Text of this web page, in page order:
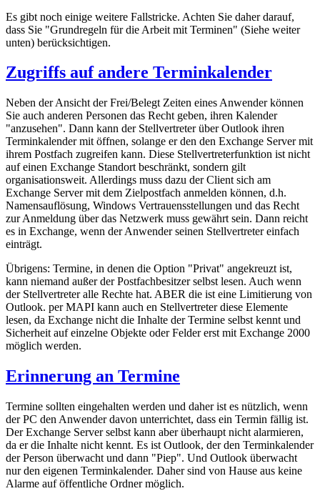
Es gibt noch einige weitere Fallstricke. Achten Sie daher darauf,
dass Sie "Grundregeln für die Arbeit mit Terminen" (Siehe weiter
unten) berücksichtigen.
Zugriffs auf andere Terminkalender
Neben der Ansicht der Frei/Belegt Zeiten eines Anwender können
Sie auch anderen Personen das Recht geben, ihren Kalender
"anzusehen". Dann kann der Stellvertreter über Outlook ihren
Terminkalender mit öffnen, solange er den den Exchange Server mit
ihrem Postfach zugreifen kann. Diese Stellvertreterfunktion ist nicht
auf einen Exchange Standort beschränkt, sondern gilt
organisationsweit. Allerdings muss dazu der Client sich am
Exchange Server mit dem Zielpostfach anmelden können, d.h.
Namensauflösung, Windows Vertrauensstellungen und das Recht
zur Anmeldung über das Netzwerk muss gewährt sein. Dann reicht
es in Exchange, wenn der Anwender seinen Stellvertreter einfach
einträgt.
Übrigens: Termine, in denen die Option "Privat" angekreuzt ist,
kann niemand außer der Postfachbesitzer selbst lesen. Auch wenn
der Stellvertreter alle Rechte hat. ABER die ist eine Limitierung von
Outlook. per MAPI kann auch en Stellvertreter diese Elemente
lesen, da Exchange nicht die Inhalte der Termine selbst kennt und
Sicherheit auf einzelne Objekte oder Felder erst mit Exchange 2000
möglich werden.
Erinnerung an Termine
Termine sollten eingehalten werden und daher ist es nützlich, wenn
der PC den Anwender davon unterrichtet, dass ein Termin fällig ist.
Der Exchange Server selbst kann aber überhaupt nicht alarmieren,
da er die Inhalte nicht kennt. Es ist Outlook, der den Terminkalender
der Person überwacht und dann "Piep". Und Outlook überwacht
nur den eigenen Terminkalender. Daher sind von Hause aus keine
Alarme auf öffentliche Ordner möglich.